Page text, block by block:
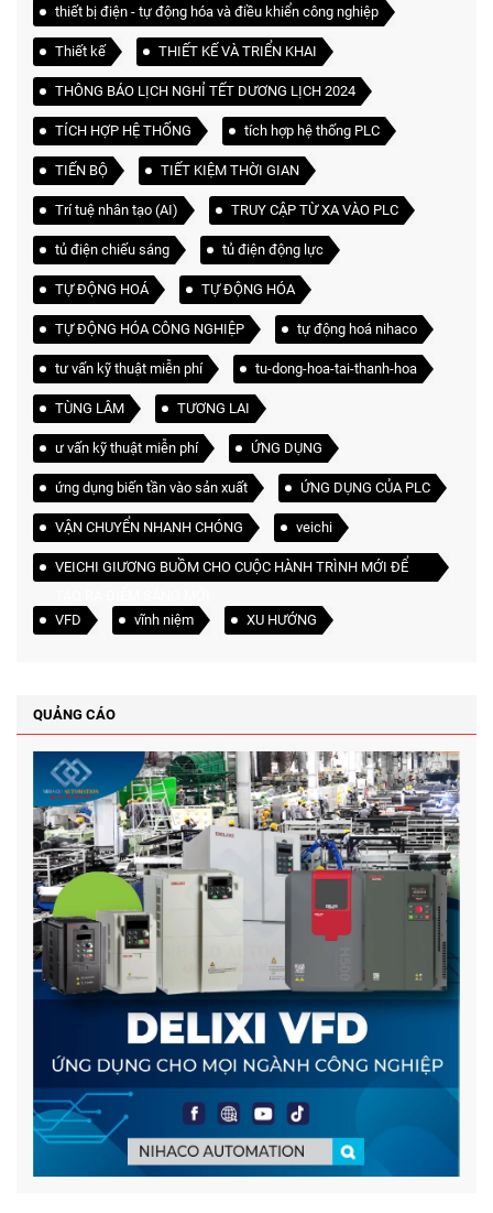
thiết bị điện - tự động hóa và điều khiển công nghiệp
Thiết kế THIẾT KẾ VÀ TRIỂN KHAI
THÔNG BÁO LỊCH NGHỈ TẾT DƯƠNG LỊCH 2024
TÍCH HỢP HỆ THỐNG tích hợp hệ thống PLC
TIẾN BỘ TIẾT KIỆM THỜI GIAN
Trí tuệ nhân tạo (AI) TRUY CẬP TỪ XA VÀO PLC
tủ điện chiếu sáng tủ điện động lực
TỰ ĐỘNG HOÁ TỰ ĐỘNG HÓA
TỰ ĐỘNG HÓA CÔNG NGHIỆP tự động hoá nihaco
tư vấn kỹ thuật miễn phí tu-dong-hoa-tai-thanh-hoa
TÙNG LÂM TƯƠNG LAI
ư vấn kỹ thuật miễn phí ỨNG DỤNG
ứng dụng biến tần vào sản xuất ỨNG DỤNG CỦA PLC
VẬN CHUYỂN NHANH CHÓNG veichi
VEICHI GIƯƠNG BUỒM CHO CUỘC HÀNH TRÌNH MỚI ĐỂ
VFD
vĩnh niệm XU HƯỚNG
QUẢNG CÁO